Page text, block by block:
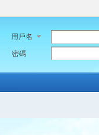
用戶名
密碼